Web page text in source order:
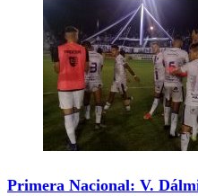
Primera Nacional: V.